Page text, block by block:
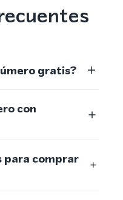
gratis?
con
para comprar